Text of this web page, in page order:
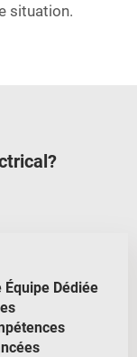
situation.
Équipe Dédiée